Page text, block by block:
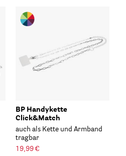
BP Handykette
Click&Match
auch als Kette und Armband
tragbar
19,99 €